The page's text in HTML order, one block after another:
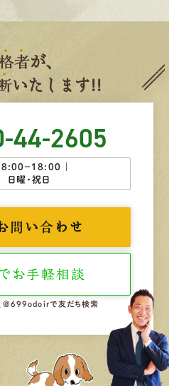
者が、
いたします!!
44-2605
｜
曜・祝日
問い合わせ
お手軽相談
@699odoirで友だち検索